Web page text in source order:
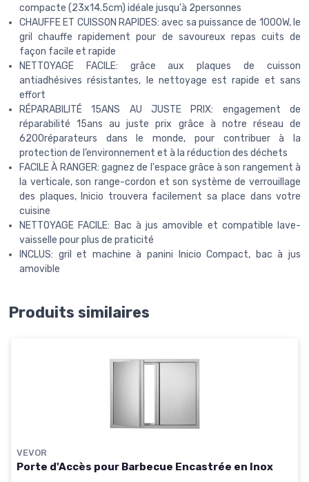
compacte (23x14.5cm) idéale jusqu'à 2personnes
CHAUFFE ET CUISSON RAPIDES: avec sa puissance de 1000W, le
gril chauffe rapidement pour de savoureux repas cuits de
façon facile et rapide
NETTOYAGE FACILE: grâce aux plaques de cuisson
antiadhésives résistantes, le nettoyage est rapide et sans
effort
RÉPARABILITÉ 15ANS AU JUSTE PRIX: engagement de
réparabilité 15ans au juste prix grâce à notre réseau de
6200réparateurs dans le monde, pour contribuer à la
protection de l’environnement et à la réduction des déchets
FACILE À RANGER: gagnez de l'espace grâce à son rangement à
la verticale, son range-cordon et son système de verrouillage
des plaques, Inicio trouvera facilement sa place dans votre
cuisine
NETTOYAGE FACILE: Bac à jus amovible et compatible lave-
vaisselle pour plus de praticité
INCLUS: gril et machine à panini Inicio Compact, bac à jus
amovible
Produits similaires
VEVOR
Porte d'Accès pour Barbecue Encastrée en Inox